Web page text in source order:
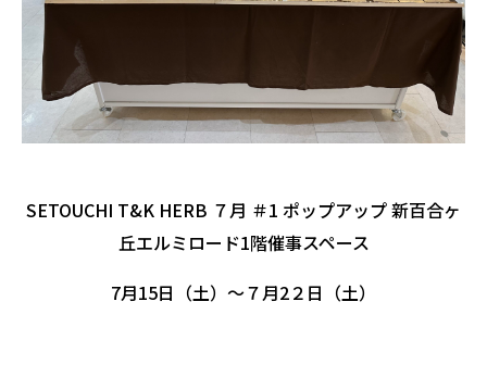
SETOUCHI T&K HERB ７月 ＃1 ポップアップ 新百合ヶ
丘エルミロード1階催事スペース
7月15日（土）～７月2２日（土）